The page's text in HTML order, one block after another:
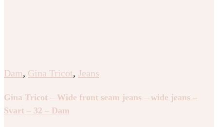
Dam, Gina Tricot, Jeans
Gina Tricot – Wide front seam jeans – wide jeans –
Svart – 32 – Dam